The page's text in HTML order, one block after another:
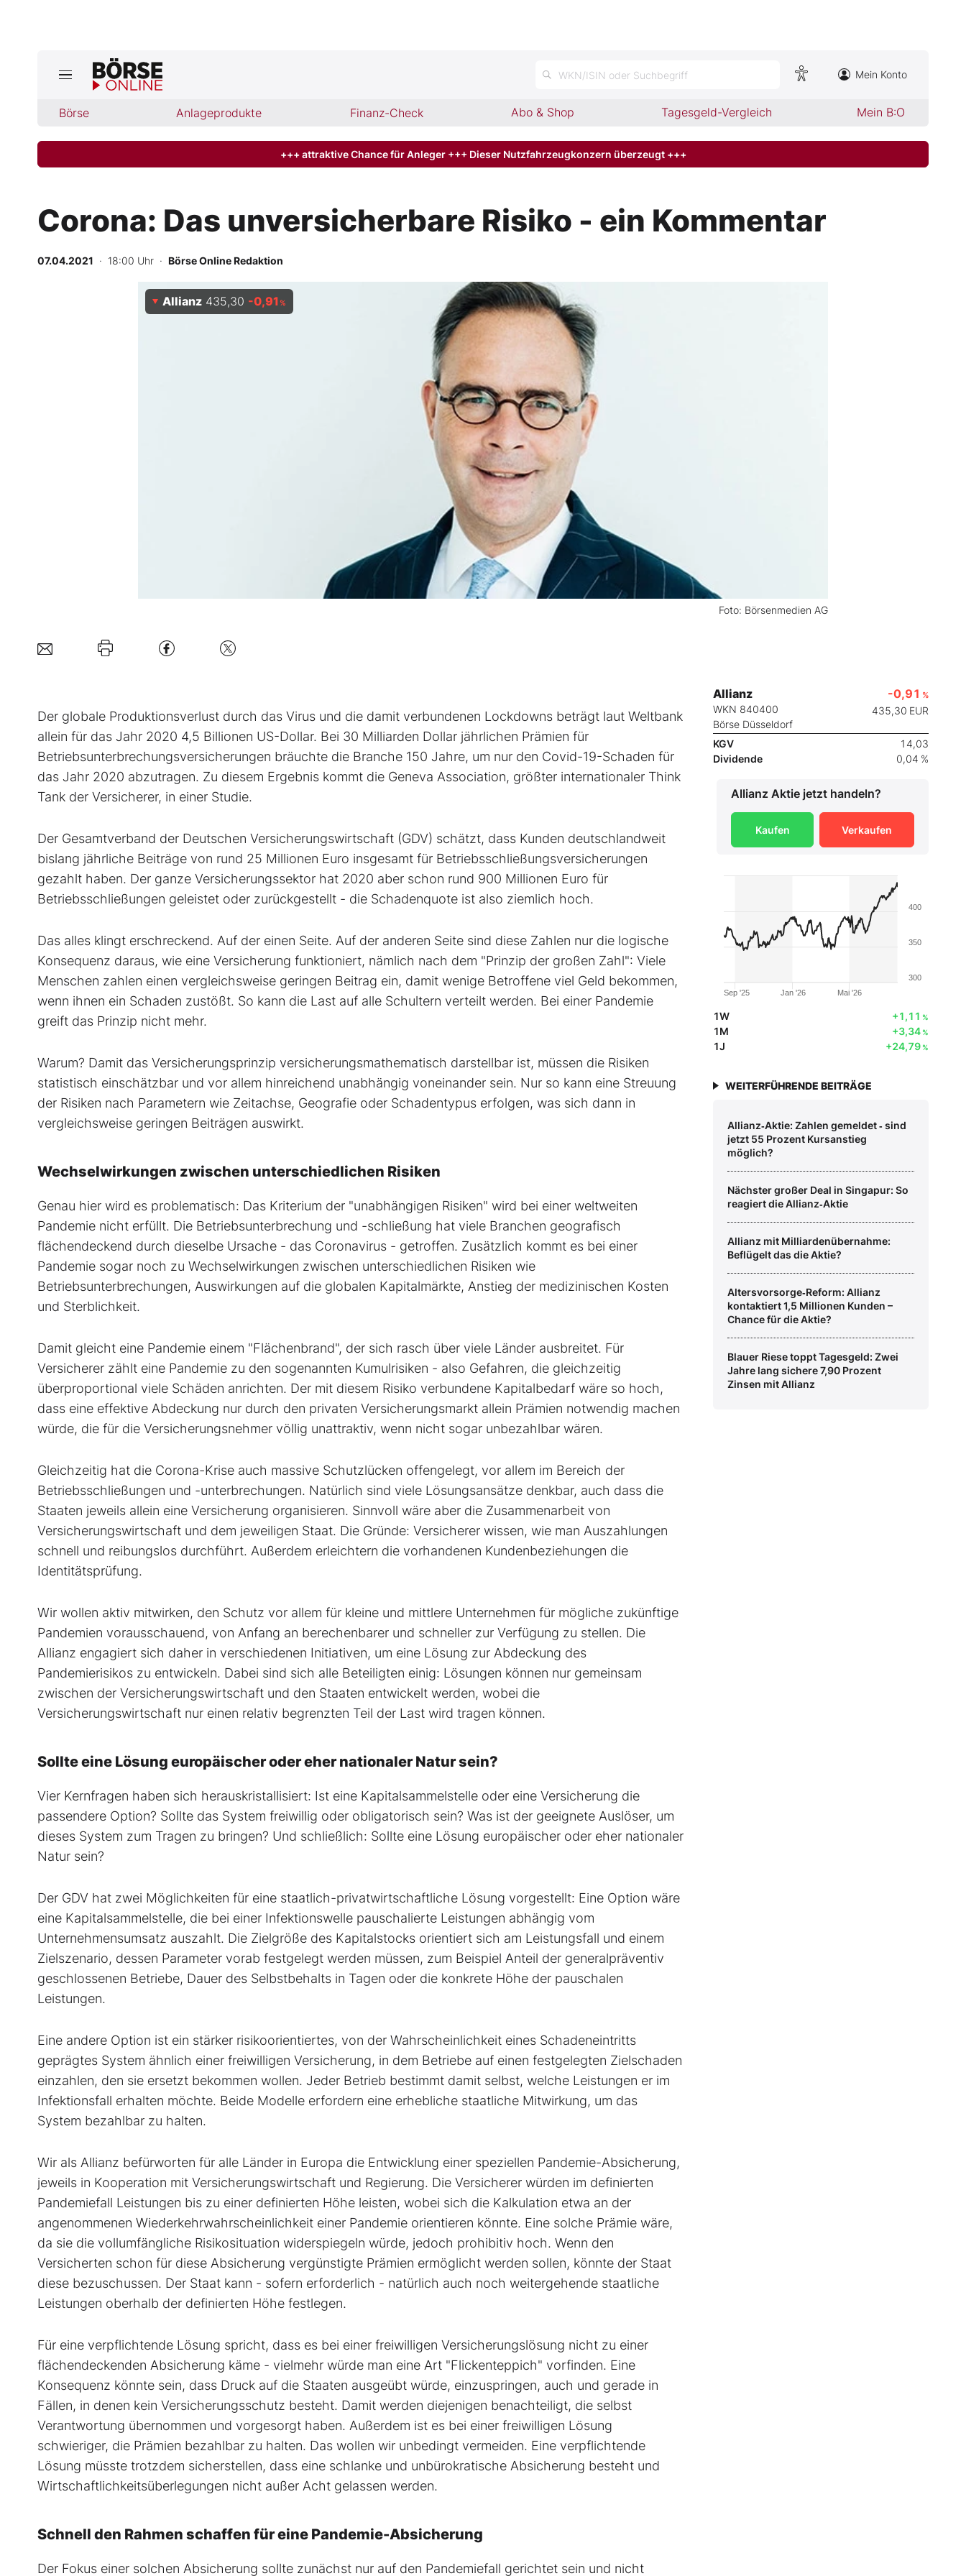
WKN/ISIN oder Suchbegriff Mein Konto
Börse Anlageprodukte Finanz-Check Abo & Shop Tagesgeld-Vergleich Mein B:O
Jetzt aktuelle Ausgabe BÖRSE ONLINE lesen
Finanz-Check
Abo & Shop
BO-Musterdepots
+++ attraktive Chance für Anleger +++ Dieser Nutzfahrzeugkonzern überzeugt +++
Corona: Das unversicherbare Risiko - ein Kommentar
07.04.2021 · 18:00 Uhr · Börse Online Redaktion
Foto: Börsenmedien AG
Allianz 435,30 -0,91 %
Der globale Produktionsverlust durch das Virus und die damit verbundenen Lockdowns beträgt laut Weltbank
allein für das Jahr 2020 4,5 Billionen US-Dollar. Bei 30 Milliarden Dollar jährlichen Prämien für
Betriebsunterbrechungsversicherungen bräuchte die Branche 150 Jahre, um nur den Covid-19-Schaden für
das Jahr 2020 abzutragen. Zu diesem Ergebnis kommt die Geneva Association, größter internationaler Think
Tank der Versicherer, in einer Studie.
Der Gesamtverband der Deutschen Versicherungswirtschaft (GDV) schätzt, dass Kunden deutschlandweit
bislang jährliche Beiträge von rund 25 Millionen Euro insgesamt für Betriebsschließungsversicherungen
gezahlt haben. Der ganze Versicherungssektor hat 2020 aber schon rund 900 Millionen Euro für
Betriebsschließungen geleistet oder zurückgestellt - die Schadenquote ist also ziemlich hoch.
Das alles klingt erschreckend. Auf der einen Seite. Auf der anderen Seite sind diese Zahlen nur die logische
Konsequenz daraus, wie eine Versicherung funktioniert, nämlich nach dem "Prinzip der großen Zahl": Viele
Menschen zahlen einen vergleichsweise geringen Beitrag ein, damit wenige Betroffene viel Geld bekommen,
wenn ihnen ein Schaden zustößt. So kann die Last auf alle Schultern verteilt werden. Bei einer Pandemie
greift das Prinzip nicht mehr.
Warum? Damit das Versicherungsprinzip versicherungsmathematisch darstellbar ist, müssen die Risiken
statistisch einschätzbar und vor allem hinreichend unabhängig voneinander sein. Nur so kann eine Streuung
der Risiken nach Parametern wie Zeitachse, Geografie oder Schadentypus erfolgen, was sich dann in
vergleichsweise geringen Beiträgen auswirkt.
Wechselwirkungen zwischen unterschiedlichen Risiken
Genau hier wird es problematisch: Das Kriterium der "unabhängigen Risiken" wird bei einer weltweiten
Pandemie nicht erfüllt. Die Betriebsunterbrechung und -schließung hat viele Branchen geografisch
flächendeckend durch dieselbe Ursache - das Coronavirus - getroffen. Zusätzlich kommt es bei einer
Pandemie sogar noch zu Wechselwirkungen zwischen unterschiedlichen Risiken wie
Betriebsunterbrechungen, Auswirkungen auf die globalen Kapitalmärkte, Anstieg der medizinischen Kosten
und Sterblichkeit.
Damit gleicht eine Pandemie einem "Flächenbrand", der sich rasch über viele Länder ausbreitet. Für
Versicherer zählt eine Pandemie zu den sogenannten Kumulrisiken - also Gefahren, die gleichzeitig
überproportional viele Schäden anrichten. Der mit diesem Risiko verbundene Kapitalbedarf wäre so hoch,
dass eine effektive Abdeckung nur durch den privaten Versicherungsmarkt allein Prämien notwendig machen
würde, die für die Versicherungsnehmer völlig unattraktiv, wenn nicht sogar unbezahlbar wären.
Gleichzeitig hat die Corona-Krise auch massive Schutzlücken offengelegt, vor allem im Bereich der
Betriebsschließungen und -unterbrechungen. Natürlich sind viele Lösungsansätze denkbar, auch dass die
Staaten jeweils allein eine Versicherung organisieren. Sinnvoll wäre aber die Zusammenarbeit von
Versicherungswirtschaft und dem jeweiligen Staat. Die Gründe: Versicherer wissen, wie man Auszahlungen
schnell und reibungslos durchführt. Außerdem erleichtern die vorhandenen Kundenbeziehungen die
Identitätsprüfung.
Wir wollen aktiv mitwirken, den Schutz vor allem für kleine und mittlere Unternehmen für mögliche zukünftige
Pandemien vorausschauend, von Anfang an berechenbarer und schneller zur Verfügung zu stellen. Die
Allianz engagiert sich daher in verschiedenen Initiativen, um eine Lösung zur Abdeckung des
Pandemierisikos zu entwickeln. Dabei sind sich alle Beteiligten einig: Lösungen können nur gemeinsam
zwischen der Versicherungswirtschaft und den Staaten entwickelt werden, wobei die
Versicherungswirtschaft nur einen relativ begrenzten Teil der Last wird tragen können.
Sollte eine Lösung europäischer oder eher nationaler Natur sein?
Vier Kernfragen haben sich herauskristallisiert: Ist eine Kapitalsammelstelle oder eine Versicherung die
passendere Option? Sollte das System freiwillig oder obligatorisch sein? Was ist der geeignete Auslöser, um
dieses System zum Tragen zu bringen? Und schließlich: Sollte eine Lösung europäischer oder eher nationaler
Natur sein?
Der GDV hat zwei Möglichkeiten für eine staatlich-privatwirtschaftliche Lösung vorgestellt: Eine Option wäre
eine Kapitalsammelstelle, die bei einer Infektionswelle pauschalierte Leistungen abhängig vom
Unternehmensumsatz auszahlt. Die Zielgröße des Kapitalstocks orientiert sich am Leistungsfall und einem
Zielszenario, dessen Parameter vorab festgelegt werden müssen, zum Beispiel Anteil der generalpräventiv
geschlossenen Betriebe, Dauer des Selbstbehalts in Tagen oder die konkrete Höhe der pauschalen
Leistungen.
Eine andere Option ist ein stärker risikoorientiertes, von der Wahrscheinlichkeit eines Schadeneintritts
geprägtes System ähnlich einer freiwilligen Versicherung, in dem Betriebe auf einen festgelegten Zielschaden
einzahlen, den sie ersetzt bekommen wollen. Jeder Betrieb bestimmt damit selbst, welche Leistungen er im
Infektionsfall erhalten möchte. Beide Modelle erfordern eine erhebliche staatliche Mitwirkung, um das
System bezahlbar zu halten.
Wir als Allianz befürworten für alle Länder in Europa die Entwicklung einer speziellen Pandemie-Absicherung,
jeweils in Kooperation mit Versicherungswirtschaft und Regierung. Die Versicherer würden im definierten
Pandemiefall Leistungen bis zu einer definierten Höhe leisten, wobei sich die Kalkulation etwa an der
angenommenen Wiederkehrwahrscheinlichkeit einer Pandemie orientieren könnte. Eine solche Prämie wäre,
da sie die vollumfängliche Risikosituation widerspiegeln würde, jedoch prohibitiv hoch. Wenn den
Versicherten schon für diese Absicherung vergünstigte Prämien ermöglicht werden sollen, könnte der Staat
diese bezuschussen. Der Staat kann - sofern erforderlich - natürlich auch noch weitergehende staatliche
Leistungen oberhalb der definierten Höhe festlegen.
Für eine verpflichtende Lösung spricht, dass es bei einer freiwilligen Versicherungslösung nicht zu einer
flächendeckenden Absicherung käme - vielmehr würde man eine Art "Flickenteppich" vorfinden. Eine
Konsequenz könnte sein, dass Druck auf die Staaten ausgeübt würde, einzuspringen, auch und gerade in
Fällen, in denen kein Versicherungsschutz besteht. Damit werden diejenigen benachteiligt, die selbst
Verantwortung übernommen und vorgesorgt haben. Außerdem ist es bei einer freiwilligen Lösung
schwieriger, die Prämien bezahlbar zu halten. Das wollen wir unbedingt vermeiden. Eine verpflichtende
Lösung müsste trotzdem sicherstellen, dass eine schlanke und unbürokratische Absicherung besteht und
Wirtschaftlichkeitsüberlegungen nicht außer Acht gelassen werden.
Schnell den Rahmen schaffen für eine Pandemie-Absicherung
Der Fokus einer solchen Absicherung sollte zunächst nur auf den Pandemiefall gerichtet sein und nicht
Allianz
WKN 840400
Börse Düsseldorf
-0,91 %
435,30 EUR
KGV
14,03
Dividende
0,04 %
Allianz Aktie jetzt handeln?
Kaufen Verkaufen
Jan '26
Sep '25 Mai '26
300
350
400
1W +1,11 %
1M +3,34%
1J +24,79%
WEITERFÜHRENDE BEITRÄGE
Allianz‑Aktie: Zahlen gemeldet ‑ sind
jetzt 55 Prozent Kursanstieg
möglich?
Nächster großer Deal in Singapur: So
reagiert die Allianz‑Aktie
Allianz mit Milliardenübernahme:
Beflügelt das die Aktie?
Altersvorsorge‑Reform: Allianz
kontaktiert 1,5 Millionen Kunden –
Chance für die Aktie?
Blauer Riese toppt Tagesgeld: Zwei
Jahre lang sichere 7,90 Prozent
Zinsen mit Allianz